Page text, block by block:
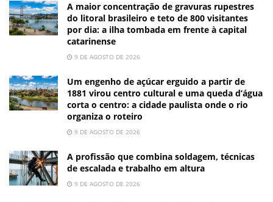
A maior concentração de gravuras rupestres
do litoral brasileiro e teto de 800 visitantes
por dia: a ilha tombada em frente à capital
catarinense
9 DE AGOSTO DE 2026
Um engenho de açúcar erguido a partir de
1881 virou centro cultural e uma queda d’água
corta o centro: a cidade paulista onde o rio
organiza o roteiro
9 DE AGOSTO DE 2026
A profissão que combina soldagem, técnicas
de escalada e trabalho em altura
9 DE AGOSTO DE 2026